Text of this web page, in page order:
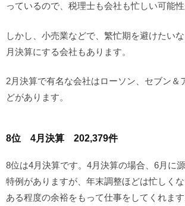
っているので、税理士も会社も忙しい可能性
しかし、小売業などで、繁忙期を避けたい
月決算にする会社もあります。
2月決算で有名な会社はローソン、セブン＆
どがあります。
8位 4月決算 202,379件
8位は4月決算です。4月決算の場合、6月に
特例がありますが、年末調整ほどは忙しく
ある程度の余裕をもって仕事をしてくれます